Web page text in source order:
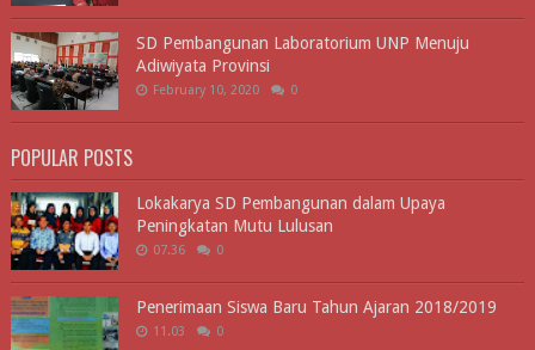
SD Pembangunan Laboratorium UNP Menuju
Adiwiyata Provinsi
February 10, 2020 0
POPULAR POSTS
Lokakarya SD Pembangunan dalam Upaya
Peningkatan Mutu Lulusan
07.36 0
Penerimaan Siswa Baru Tahun Ajaran 2018/2019
11.03 0